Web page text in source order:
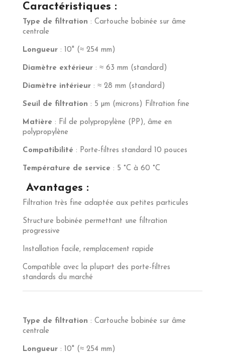
Caractéristiques :
Type de filtration : Cartouche bobinée sur âme
centrale
Longueur : 10" (≈ 254 mm)
Diamètre extérieur : ≈ 63 mm (standard)
Diamètre intérieur : ≈ 28 mm (standard)
Seuil de filtration : 5 µm (microns) Filtration fine
Matière : Fil de polypropylène (PP), âme en
polypropylène
Compatibilité : Porte-filtres standard 10 pouces
Température de service : 5 °C à 60 °C
Avantages :
Filtration très fine adaptée aux petites particules
Structure bobinée permettant une filtration
progressive
Installation facile, remplacement rapide
Compatible avec la plupart des porte-filtres
standards du marché
Type de filtration : Cartouche bobinée sur âme
centrale
Longueur : 10" (≈ 254 mm)